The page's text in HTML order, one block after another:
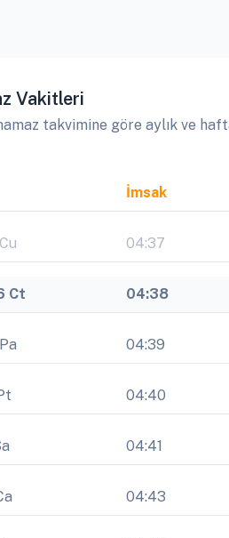
Vakitleri
takvimine göre aylık ve
İmsak
04:37
Ct 04:38
04:39
04:40
04:41
04:43